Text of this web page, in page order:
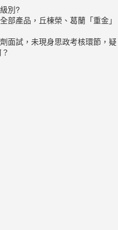
別?
部產品，丘棟榮、葛蘭「重金」
面試，未現身思政考核環節，疑